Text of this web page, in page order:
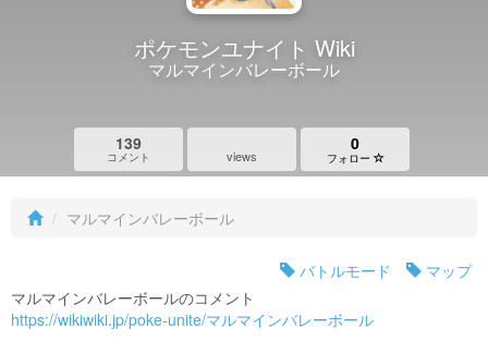
ポケモンユナイト Wiki
マルマインバレーボール
139
コメント views
0
フォロー
マルマインバレーボール
バトルモード
マップ
マルマインバレーボールのコメント
https://wikiwiki.jp/poke-unite/マルマインバレーボール